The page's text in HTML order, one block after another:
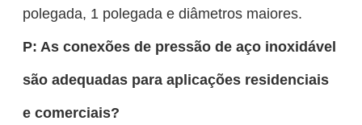
polegada, 1 polegada e diâmetros maiores.
P: As conexões de pressão de aço inoxidável
são adequadas para aplicações residenciais
e comerciais?